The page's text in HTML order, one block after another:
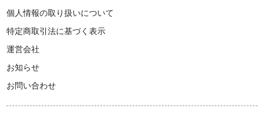
個人情報の取り扱いについて
特定商取引法に基づく表示
運営会社
お知らせ
お問い合わせ